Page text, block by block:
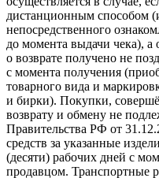
дистанционным способом
непосредственного
до момента выдачи чека), а
о возврате получено не
с момента получения
товарного вида и
и бирки). Покупки,
возврату и обмену не
Правительства РФ от
средств за указанные
(десяти) рабочих дней с
продавцом. Транспортные